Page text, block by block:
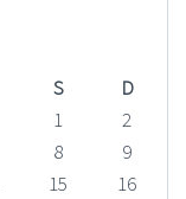
S
D
1
2
8
9
15
16